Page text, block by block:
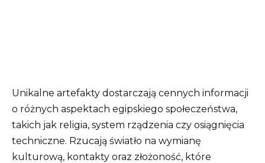
Unikalne artefakty dostarczają cennych informacji
o różnych aspektach egipskiego społeczeństwa,
takich jak religia, system rządzenia czy osiągnięcia
techniczne. Rzucają światło na wymianę
kulturową, kontakty oraz złożoność, które